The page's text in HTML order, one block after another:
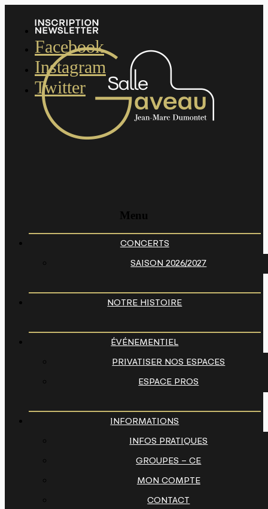
Facebook
Instagram
Twitter
Menu
CONCERTS
SAISON 2026/2027
NOTRE HISTOIRE
ÉVÉNEMENTIEL
PRIVATISER NOS ESPACES
ESPACE PROS
INFORMATIONS
INFOS PRATIQUES
GROUPES – CE
MON COMPTE
CONTACT